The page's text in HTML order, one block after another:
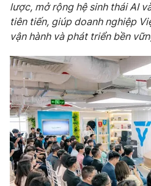
lược, mở rộng hệ sinh thái AI
tiên tiến, giúp doanh nghiệp
vận hành và phát triển bền